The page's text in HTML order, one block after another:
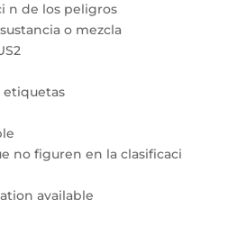
n de los peligros
o mezcla
etiquetas
no figuren en la clasificaci
available